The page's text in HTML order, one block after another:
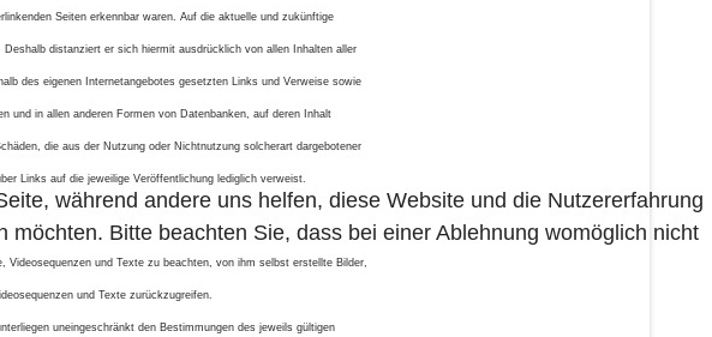
Seiten erkennbar waren. Auf die aktuelle und zukünftige
distanziert er sich hiermit ausdrücklich von allen Inhalten aller
des eigenen Internetangebotes gesetzten Links und Verweise sowie
und in allen anderen Formen von Datenbanken, auf deren Inhalt
die aus der Nutzung oder Nichtnutzung solcherart dargebotener
Links auf die jeweilige Veröffentlichung lediglich verweist.
und Texte zu beachten, von ihm selbst erstellte Bilder,
und Texte zurückzugreifen.
uneingeschränkt den Bestimmungen des jeweils gültigen
während andere uns helfen, diese Website und die Nutzererfahrung
Bitte beachten Sie, dass bei einer Ablehnung womöglich nicht